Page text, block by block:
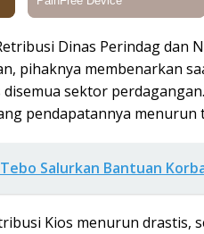
Dinas Perindag dan
pihaknya membenarkan
sektor
pendapatannya menurun
Salurkan Bantuan
Kios menurun drastis,